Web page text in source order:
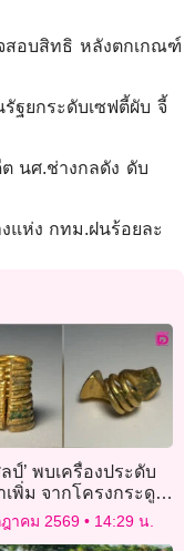
สอบสิทธิ หลังตกเกณฑ์
ฐยกระดับเซฟตี้ผับ จี้
นศ.ช่างกลดัง ดับ
แห่ง กทม.ฝนร้อยละ
ป์’ พบเครื่องประดับ
เพิ่ม จากโครงกระดูก
บราณคดีดอนยายทอง
าคม 2569 14:29 น.